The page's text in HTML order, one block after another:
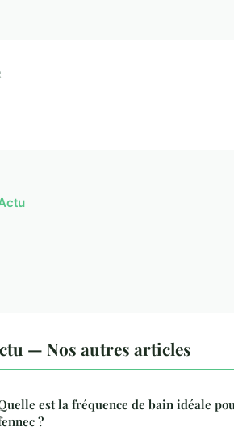
— Nos autres articles
est la fréquence de bain idéale
?